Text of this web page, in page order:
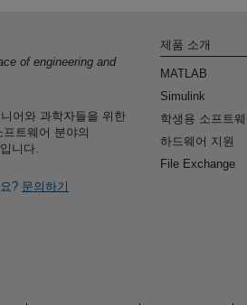
of engineering and
어와 과학자들을 위한
트웨어 분야의
니다.
? 문의하기
제품 소개
MATLAB
Simulink
학생용 소프트웨
하드웨어 지원
File Exchange